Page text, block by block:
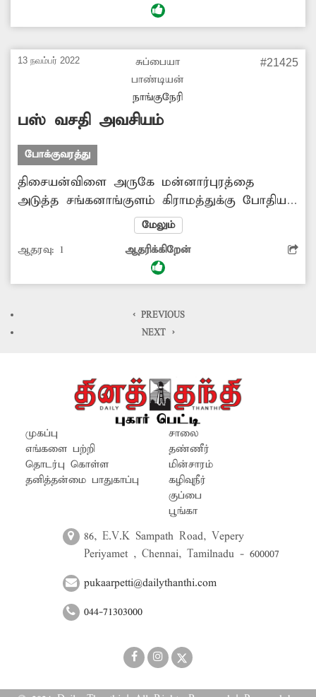
டவுன் பஸ் சேவையை நீட்டிப்பதற்கு அதிகாரிகள்
13 நவம்பர் 2022
சுப்பையா
பாண்டியன்
நாங்குநேரி
#21425
பஸ் வசதி அவசியம்
போக்குவரத்து
திசையன்விளை அருகே மன்னார்புரத்தை
அடுத்த சங்கனாங்குளம் கிராமத்துக்கு போதிய
பஸ் வசதி இல்லை. இதனால் அப்பகுதி மக்கள்
வெளியூர்களுக்கு செல்வதற்காக
மன்னார்புரத்துக்கு சென்று, பஸ் ஏறி
செல்கின்றனர். எனவே சங்கனாங்குளம் வழியாக
நடவடிக்கை மேற்கொள்ள வேண்டுகிறேன்.
மேலும்
ஆதரவு: 1 ஆதரிக்கிறேன்
< PREVIOUS
NEXT >
முகப்பு
எங்களை பற்றி
தொடர்பு கொள்ள
தனித்தன்மை பாதுகாப்பு
சாலை
தண்ணீர்
மின்சாரம்
கழிவுநீர்
குப்பை
பூங்கா
86, E.V.K Sampath Road, Vepery
Periyamet , Chennai, Tamilnadu - 600007
pukaarpetti@dailythanthi.com
044-71303000